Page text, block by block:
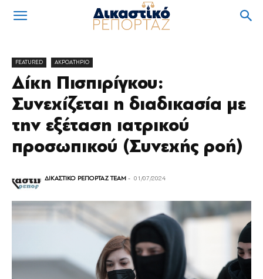
FEATURED ΑΚΡΟΑΤΗΡΙΟ
Δίκη Πισπιρίγκου:
Συνεχίζεται η διαδικασία με
την εξέταση ιατρικού
προσωπικού (Συνεχής ροή)
ΔΙΚΑΣΤΙΚΟ ΡΕΠΟΡΤΑΖ TEAM - 01/07/2024